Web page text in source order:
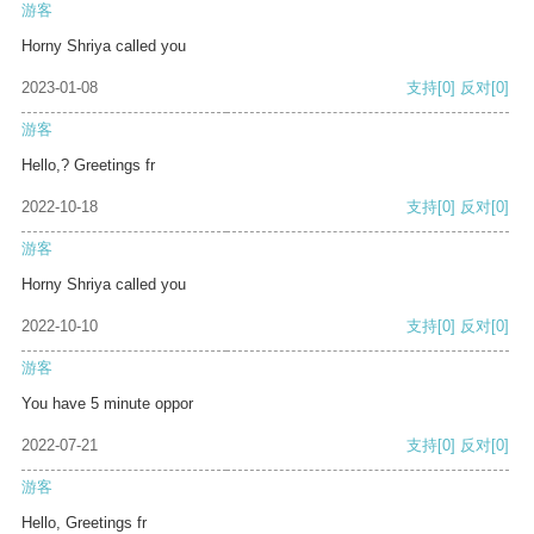
游客
Horny Shriya called you
2023-01-08 支持[0] 反对[0]
游客
Hello,? Greetings fr
2022-10-18 支持[0] 反对[0]
游客
Horny Shriya called you
2022-10-10 支持[0] 反对[0]
游客
You have 5 minute oppor
2022-07-21 支持[0] 反对[0]
游客
Hello, Greetings fr